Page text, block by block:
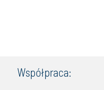
Współpraca: